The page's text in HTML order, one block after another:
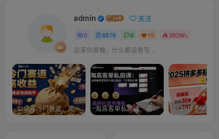
admin 关注
0 8879 0 15 393W+
这家伙很懒，什么都没有写...
公众号冷门赛道，用AI做情感漫画，7天开通流量主，操作简单，小白可玩 淘高客单私房课：高客单成交的3个核心基础，1个实操法宝